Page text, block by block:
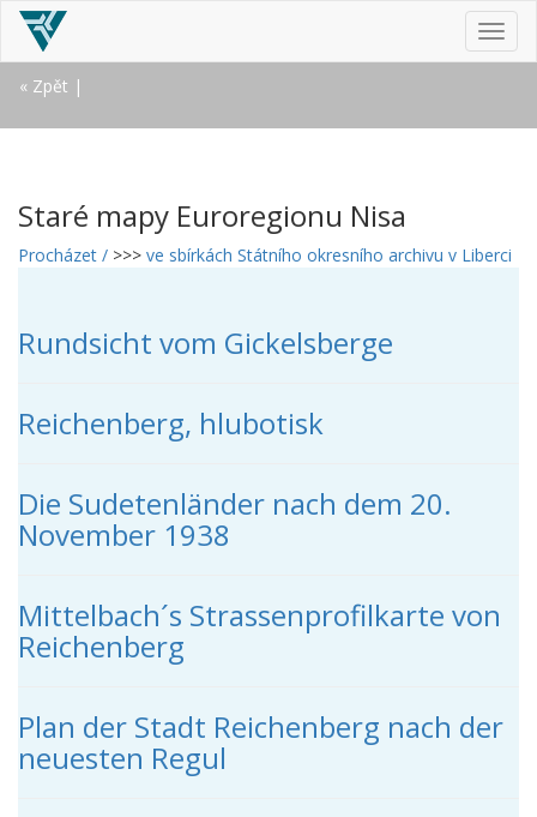
« Zpět |
Staré mapy Euroregionu Nisa
Procházet / >>> ve sbírkách Státního okresního archivu v Liberci
Rundsicht vom Gickelsberge
Reichenberg, hlubotisk
Die Sudetenländer nach dem 20.
November 1938
Mittelbach´s Strassenprofilkarte von
Reichenberg
Plan der Stadt Reichenberg nach der
neuesten Regul